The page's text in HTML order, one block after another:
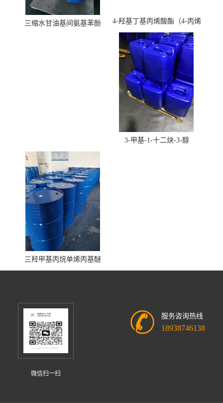
三缩水甘油基间氨基苯酚
4-羟基丁基丙烯酸酯（4-丙烯
酸羟丁酯）
3-甲基-1-十二炔-3-醇
三羟甲基丙烷单烯丙基醚
微信扫一扫
服务咨询热线
18938746138